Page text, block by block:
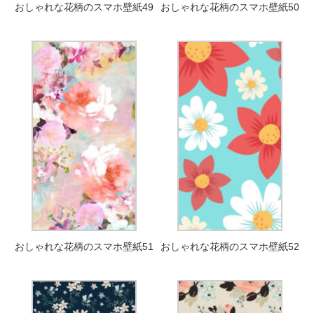
おしゃれな花柄のスマホ壁紙49 おしゃれな花柄のスマホ壁紙50
おしゃれな花柄のスマホ壁紙51 おしゃれな花柄のスマホ壁紙52